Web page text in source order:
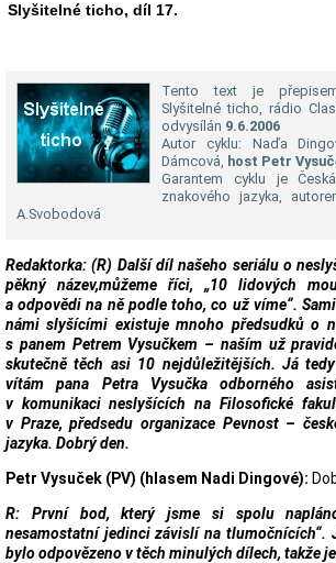
Slyšitelné ticho, díl 17.
Tento text je
Slyšitelné ticho, rádio
odvysílán 9.6.2006
Autor cyklu: Naďa
Dámcová, host Petr
Garantem cyklu je
znakového jazyka,
A.Svobodová
Redaktorka: (R) Další díl našeho seriálu o
pěkný název,můžeme říci, „10 lidových
a odpovědi na ně podle toho, co už víme“.
námi slyšícími existuje mnoho předsudků o
s panem Petrem Vysučkem – naším už
skutečně těch asi 10 nejdůležitějších. Já
vítám pana Petra Vysučka odborného
v komunikaci neslyšících na Filosofické
v Praze, předsedu organizace Pevnost –
jazyka. Dobrý den.
Petr Vysuček (PV) (hlasem Nadi Dingové):
R: První bod, který jsme si spolu
nesamostatní jedinci závislí na tlumočnících“.
bylo odpovězeno v těch minulých dílech, takže